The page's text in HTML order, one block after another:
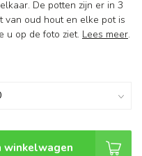
De potten zijn er in 3
van oud hout en elke pot is
u op de foto ziet. Lees meer.
winkelwagen